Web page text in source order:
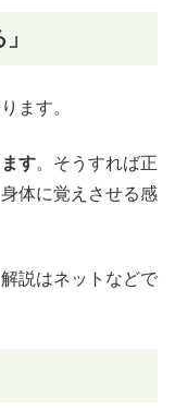
ます。
す。そうすれば正
体に覚えさせる感
説はネットなどで